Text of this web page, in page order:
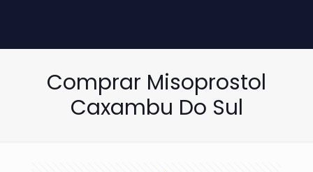
Comprar Misoprostol
Caxambu Do Sul